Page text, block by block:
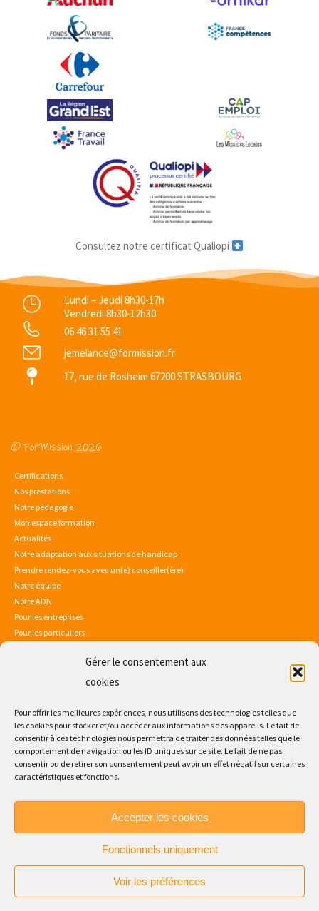
Gérer le consentement aux
cookies
Pour offrir les meilleures expériences, nous utilisons des technologies telles que
les cookies pour stocker et/ou accéder aux informations des appareils. Le fait de
consentir à ces technologies nous permettra de traiter des données telles que le
comportement de navigation ou les ID uniques sur ce site. Le fait de ne pas
consentir ou de retirer son consentement peut avoir un effet négatif sur certaines
caractéristiques et fonctions.
Accepter les cookies
Fonctionnels uniquement
Voir les préférences
Consultez notre certificat Qualiopi
Lundi – Jeudi 8h30-17h
Vendredi 8h30-12h30
06 46 31 55 41
jemelance@formission.fr
17, rue de Rosheim 67200 STRASBOURG
© For’Mission 2026
Certifications
Nos prestations
Notre pédagogie
Mon espace formation
Actualités
Notre adaptation aux situations de handicap
Prendre rendez-vous avec un(e) conseiller(ère)
Notre équipe
Notre ADN
Pour les entreprises
Pour les particuliers
Politique de confidentialité
Consultez notre certificat Qualiopi
Suivez nos aventures !